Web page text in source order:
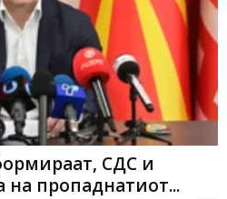
СДС и
пропаднатиот...